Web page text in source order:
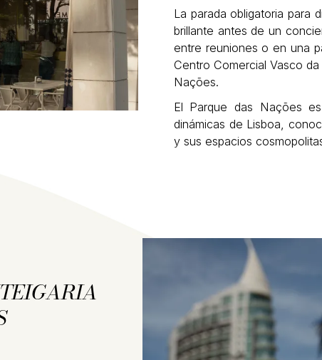
La parada obligatoria para
brillante antes de un
entre reuniones o en una
Centro Comercial Vasco
Nações.
El Parque das Nações
dinámicas de Lisboa,
y sus espacios